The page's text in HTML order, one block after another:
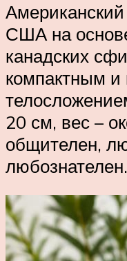
США на
канадских
компактным и
20 см, вес –
общителен,
любознателен.